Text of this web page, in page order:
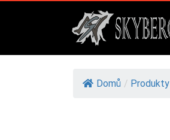
Domů / Produkty